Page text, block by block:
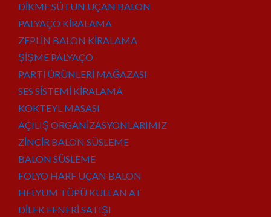
DİKME SÜTUN UÇAN BALON
PALYAÇO KİRALAMA
ZEPLİN BALON KİRALAMA
ŞİŞME PALYAÇO
PARTİ ÜRÜNLERİ MAĞAZASI
SES SİSTEMİ KİRALAMA
KOKTEYL MASASI
AÇILIŞ ORGANİZASYONLARIMIZ
ZİNCİR BALON SÜSLEME
BALON SÜSLEME
FOLYO HARF UÇAN BALON
HELYUM TÜPÜ KULLAN AT
DİLEK FENERİ SATIŞI